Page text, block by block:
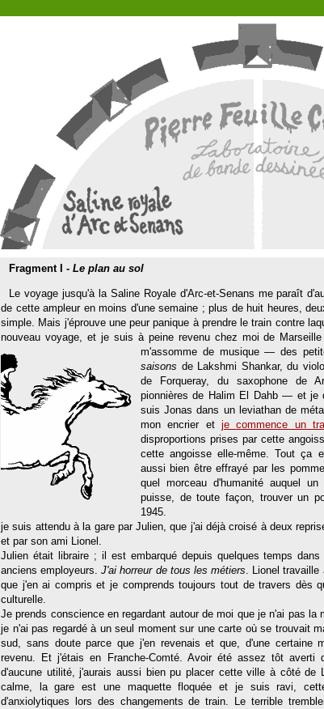
Fragment I - Le plan au sol
Le voyage jusqu'à la Saline Royale d'Arc-et-Senans me paraît
de cette ampleur en moins d'une semaine ; plus de huit heures,
simple. Mais j'éprouve une peur panique à prendre le train contre
nouveau voyage, et je suis à peine revenu chez moi de
m'assomme de musique — des
saisons de Lakshmi Shankar, du
de Forqueray, du saxophone de
pionnières de Halim El Dahb — et je
suis Jonas dans un leviathan de
mon encrier etje commence un
disproportions prises par cette
cette angoisse elle-même. Tout ça
aussi bien être effrayé par les
quel morceau d'humanité auquel
puisse, de toute façon, trouver un
1945.
je suis attendu à la gare par Julien, que j'ai déjà croisé à deux
et par son ami Lionel.
Julien était libraire ; il est embarqué depuis quelques temps
anciens employeurs.J'ai horreur de tous les métiers. Lionel
que j'en ai compris et je comprends toujours tout de travers dès
culturelle.
Je prends conscience en regardant autour de moi que je n'ai pas la
je n'ai pas regardé à un seul moment sur une carte où se trouvait
sud, sans doute parce que j'en revenais et que, d'une certaine
revenu. Et j'étais en Franche-Comté. Avoir été assez tôt averti
d'aucune utilité, j'aurais aussi bien pu placer cette ville à côté de
calme, la gare est une maquette floquée et je suis ravi,
d'anxiolytiques lors des changements de train. Le terrible